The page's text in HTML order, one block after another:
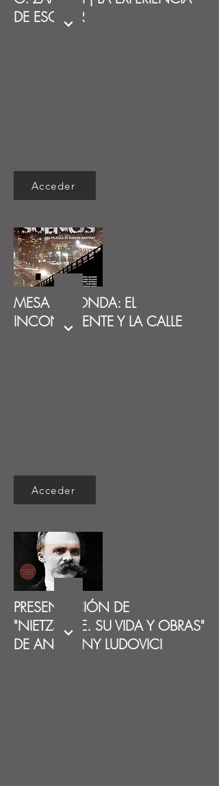
DE ESCRIBIR
Acceder
MESA REDONDA: EL
INCONSCIENTE Y LA CALLE
Acceder
PRESENTACIÓN DE
"NIETZSCHE. SU VIDA Y OBRAS"
DE ANTHONY LUDOVICI